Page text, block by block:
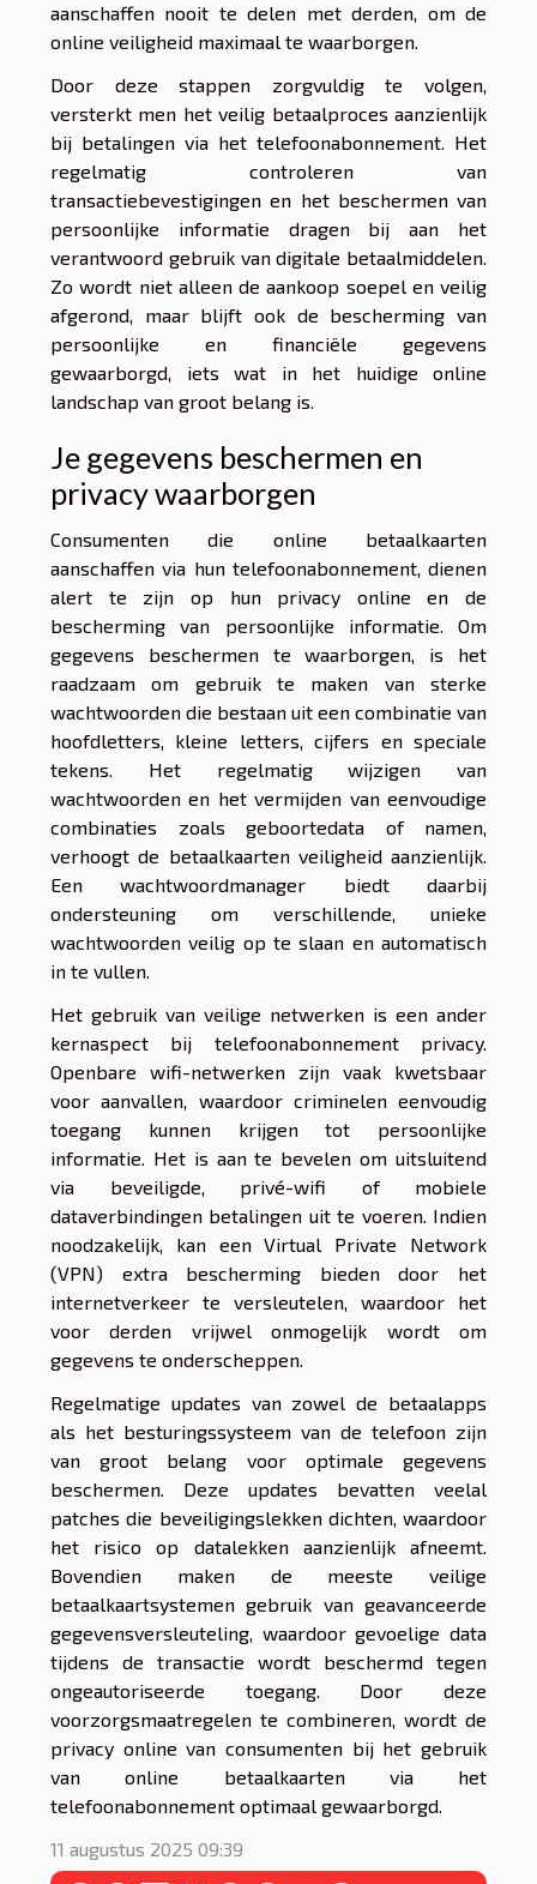
aanschaffen nooit te delen met derden, om de
online veiligheid maximaal te waarborgen.
Door deze stappen zorgvuldig te volgen,
versterkt men het veilig betaalproces aanzienlijk
bij betalingen via het telefoonabonnement. Het
regelmatig controleren van
transactiebevestigingen en het beschermen van
persoonlijke informatie dragen bij aan het
verantwoord gebruik van digitale betaalmiddelen.
Zo wordt niet alleen de aankoop soepel en veilig
afgerond, maar blijft ook de bescherming van
persoonlijke en financiële gegevens
gewaarborgd, iets wat in het huidige online
landschap van groot belang is.
Je gegevens beschermen en
privacy waarborgen
Consumenten die online betaalkaarten
aanschaffen via hun telefoonabonnement, dienen
alert te zijn op hun privacy online en de
bescherming van persoonlijke informatie. Om
gegevens beschermen te waarborgen, is het
raadzaam om gebruik te maken van sterke
wachtwoorden die bestaan uit een combinatie van
hoofdletters, kleine letters, cijfers en speciale
tekens. Het regelmatig wijzigen van
wachtwoorden en het vermijden van eenvoudige
combinaties zoals geboortedata of namen,
verhoogt de betaalkaarten veiligheid aanzienlijk.
Een wachtwoordmanager biedt daarbij
ondersteuning om verschillende, unieke
wachtwoorden veilig op te slaan en automatisch
in te vullen.
Het gebruik van veilige netwerken is een ander
kernaspect bij telefoonabonnement privacy.
Openbare wifi-netwerken zijn vaak kwetsbaar
voor aanvallen, waardoor criminelen eenvoudig
toegang kunnen krijgen tot persoonlijke
informatie. Het is aan te bevelen om uitsluitend
via beveiligde, privé-wifi of mobiele
dataverbindingen betalingen uit te voeren. Indien
noodzakelijk, kan een Virtual Private Network
(VPN) extra bescherming bieden door het
internetverkeer te versleutelen, waardoor het
voor derden vrijwel onmogelijk wordt om
gegevens te onderscheppen.
Regelmatige updates van zowel de betaalapps
als het besturingssysteem van de telefoon zijn
van groot belang voor optimale gegevens
beschermen. Deze updates bevatten veelal
patches die beveiligingslekken dichten, waardoor
het risico op datalekken aanzienlijk afneemt.
Bovendien maken de meeste veilige
betaalkaartsystemen gebruik van geavanceerde
gegevensversleuteling, waardoor gevoelige data
tijdens de transactie wordt beschermd tegen
ongeautoriseerde toegang. Door deze
voorzorgsmaatregelen te combineren, wordt de
privacy online van consumenten bij het gebruik
van online betaalkaarten via het
telefoonabonnement optimaal gewaarborgd.
11 augustus 2025 09:39